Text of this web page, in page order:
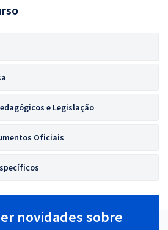
e Legislação
Oficiais
novidades sobre